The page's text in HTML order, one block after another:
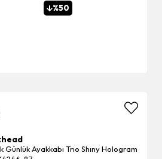
%50
Günlük Ayakkabı Trıo Shıny Hologram